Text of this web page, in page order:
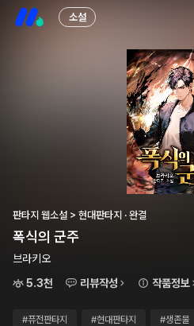
소설
판타지 웹소설 > 현대판타지 · 완결
폭식의 군주
브라키오
5.3천
리뷰작성 작품정보
#퓨전판타지 #현대판타지 #생존물